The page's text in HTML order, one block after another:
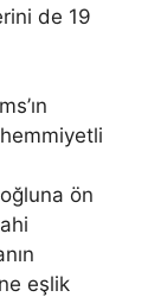
de 19
ön
eşlik